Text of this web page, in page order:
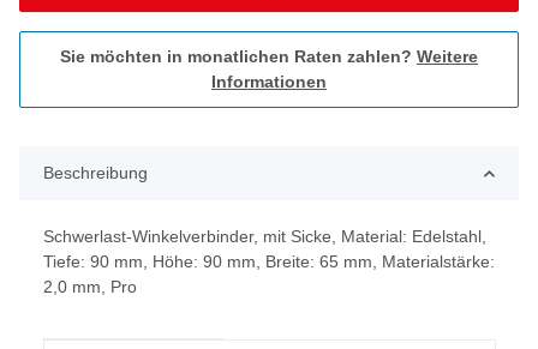
Sie möchten in monatlichen Raten zahlen? Weitere
Informationen
Beschreibung
Schwerlast-Winkelverbinder, mit Sicke, Material: Edelstahl,
Tiefe: 90 mm, Höhe: 90 mm, Breite: 65 mm, Materialstärke:
2,0 mm, Pro